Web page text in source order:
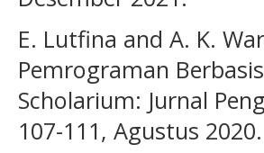
E. Lutfina and A. K.
Pemrograman
Scholarium: Jurnal
107-111, Agustus 2020.